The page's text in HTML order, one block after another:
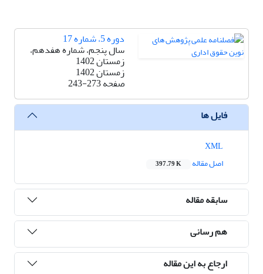
دوره 5، شماره 17
سال پنجم، شماره هفدهم،
زمستان 1402
زمستان 1402
صفحه243-273
فایل ها
اصل مقاله
397.79 K
سابقه مقاله
هم رسانی
ارجاع به این مقاله